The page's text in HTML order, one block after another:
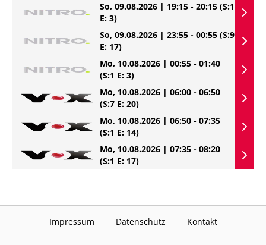
So, 09.08.2026 | 19:15 - 20:15 (S:1
E: 3)
So, 09.08.2026 | 23:55 - 00:55 (S:9
E: 17)
Mo, 10.08.2026 | 00:55 - 01:40
(S:1 E: 3)
Mo, 10.08.2026 | 06:00 - 06:50
(S:7 E: 20)
Mo, 10.08.2026 | 06:50 - 07:35
(S:1 E: 14)
Mo, 10.08.2026 | 07:35 - 08:20
(S:1 E: 17)
Impressum Datenschutz Kontakt